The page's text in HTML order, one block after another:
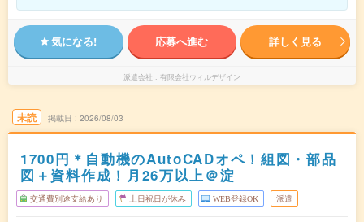
気になる! 応募へ進む 詳しく見る
派遣会社 有限会社ウィルデザイン
未読 掲載日 2026/08/03
1700円＊自動機のAutoCADオペ！組図・部品
図＋資料作成！月26万以上＠淀
交通費別途支給あり 土日祝日が休み WEB登録OK 派遣